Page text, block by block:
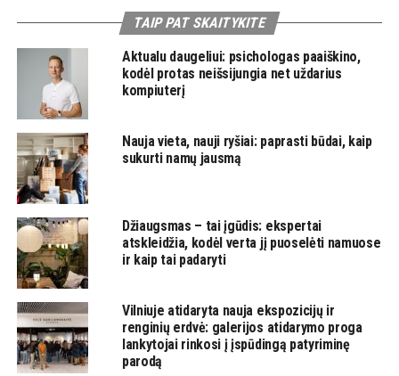
TAIP PAT SKAITYKITE
Aktualu daugeliui: psichologas paaiškino,
kodėl protas neišsijungia net uždarius
kompiuterį
Nauja vieta, nauji ryšiai: paprasti būdai, kaip
sukurti namų jausmą
Džiaugsmas – tai įgūdis: ekspertai
atskleidžia, kodėl verta jį puoselėti namuose
ir kaip tai padaryti
Vilniuje atidaryta nauja ekspozicijų ir
renginių erdvė: galerijos atidarymo proga
lankytojai rinkosi į įspūdingą patyriminę
parodą